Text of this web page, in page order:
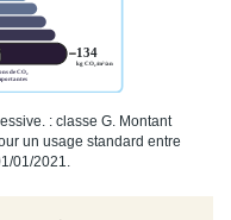
: classe G. Montant
un usage standard entre
01/2021.